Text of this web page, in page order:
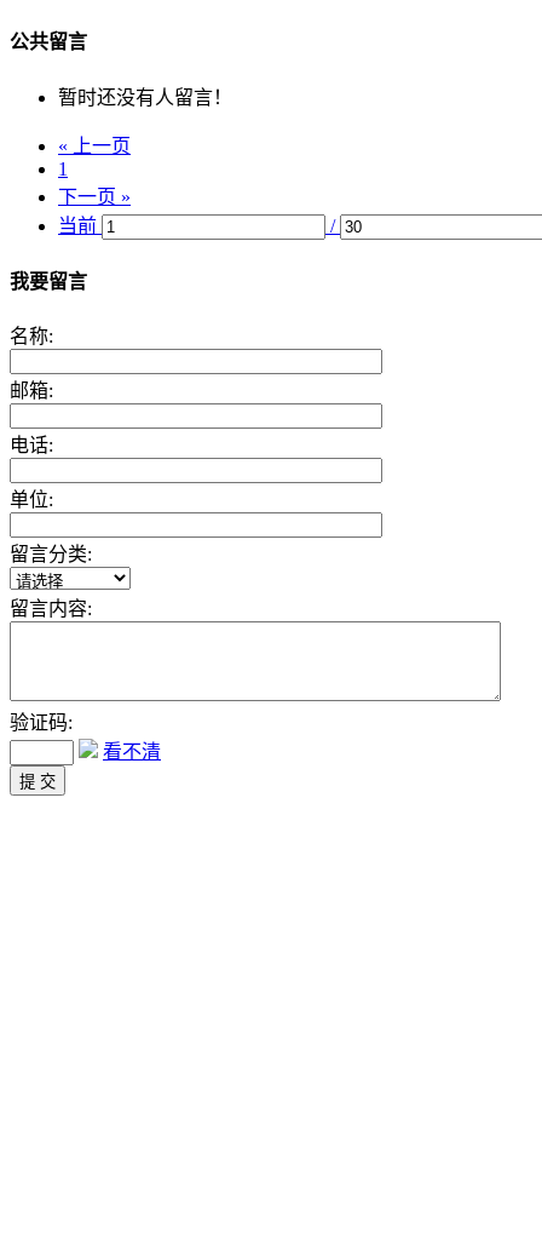
公共留言
暂时还没有人留言！
« 上一页
1
下一页 »
当前
/
我要留言
名称:
邮箱:
电话:
单位:
留言分类:
留言内容:
验证码:
看不清